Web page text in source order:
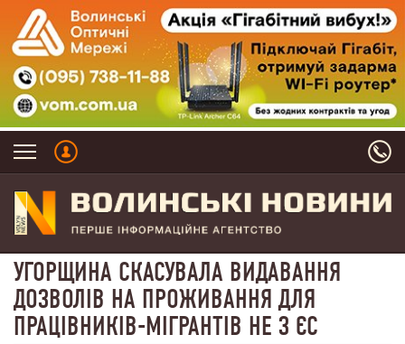
УГОРЩИНА СКАСУВАЛА ВИДАВАННЯ
ДОЗВОЛІВ НА ПРОЖИВАННЯ ДЛЯ
ПРАЦІВНИКІВ-МІГРАНТІВ НЕ З ЄС